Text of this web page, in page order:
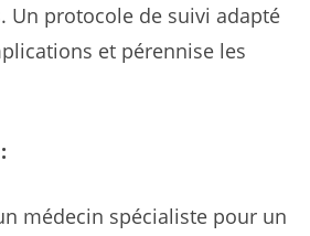
Un protocole de suivi adapté
et pérennise les
médecin spécialiste pour un